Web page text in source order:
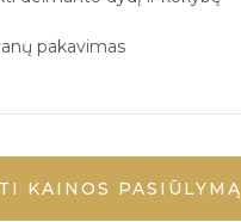
pakavimas
KAINOS PASIŪLYMĄ